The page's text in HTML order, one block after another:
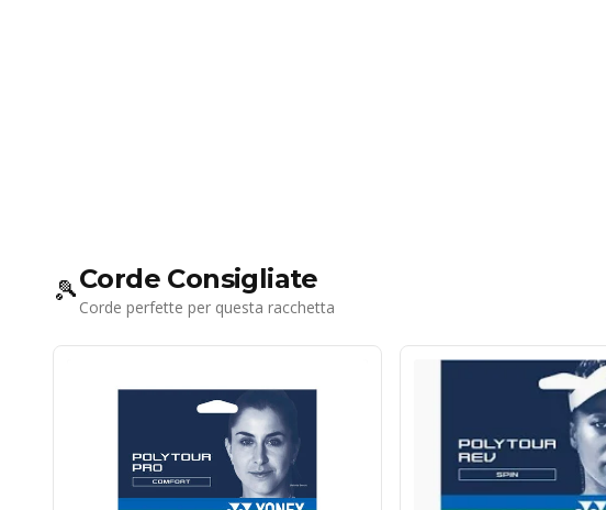
🎾Corde Consigliate
Corde perfette per questa racchetta